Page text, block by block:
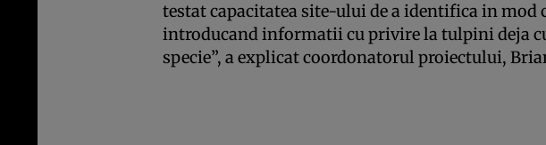
testat capacitatea site-ului de a identifica in mod
introducand informatii cu privire la tulpini deja
specie”, a explicat coordonatorul proiectului,